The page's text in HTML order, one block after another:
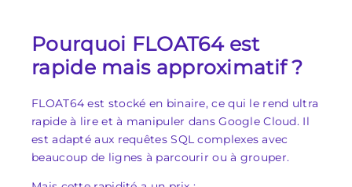
Pourquoi FLOAT64 est
rapide mais approximatif ?
FLOAT64 est stocké en binaire, ce qui le rend ultra
rapide à lire et à manipuler dans Google Cloud. Il
est adapté aux requêtes SQL complexes avec
beaucoup de lignes à parcourir ou à grouper.